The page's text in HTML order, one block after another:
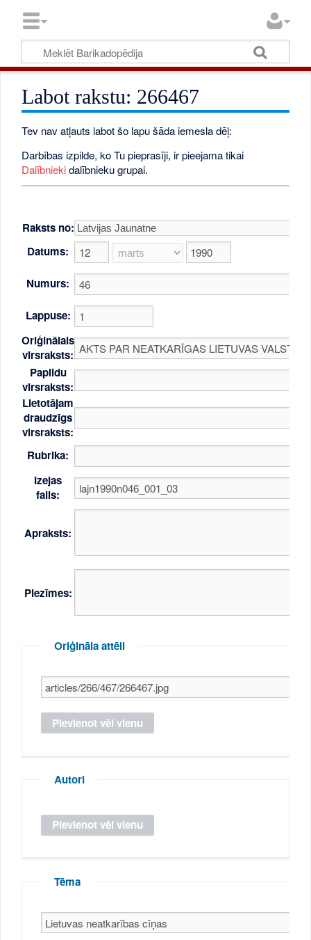
Labot rakstu: 266467
Tev nav atļauts labot šo lapu šāda iemesla dēļ:
Darbības izpilde, ko Tu pieprasīji, ir pieejama tikai
Dalībniekidalībnieku grupai.
Raksts no:
Datums:
Numurs:
Lappuse:
Oriģinālais
virsraksts:
Papildu
virsraksts:
Lietotājam
draudzīgs
virsraksts:
Rubrika:
Izejas
fails:
Apraksts:
Piezīmes:
Oriģināla attēli
Autori
Tēma